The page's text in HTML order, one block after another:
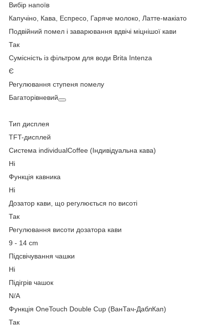
Вибір напоїв
Капучіно, Кава, Еспресо, Гаряче молоко, Латте-макіато
Подвійний помел і заварювання вдвічі міцнішої кави
Так
Сумісність із фільтром для води Brita Intenza
Є
Регулювання ступеня помелу
Багаторівневий
Тип дисплея
TFT-дисплей
Система individualCoffee (Індивідуальна кава)
Ні
Функція кавника
Ні
Дозатор кави, що регулюється по висоті
Так
Регулювання висоти дозатора кави
9 - 14 cm
Підсвічування чашки
Ні
Підігрів чашок
N/A
Функція OneTouch Double Cup (ВанТач-ДаблКап)
Так